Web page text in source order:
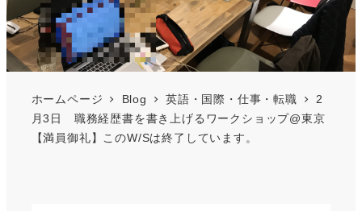
ホームページ Blog 英語・国際・仕事・転職
2
月3日 職務経歴書を書き上げるワークショップ@東京
【満員御礼】このW/Sは終了しています。